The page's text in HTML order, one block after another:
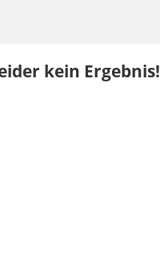
kein Ergebnis!